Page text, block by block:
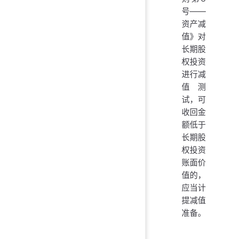
号——
资产减
值》对
长期股
权投资
进行减
值测
试，可
收回金
额低于
长期股
权投资
账面价
值的，
应当计
提减值
准备。